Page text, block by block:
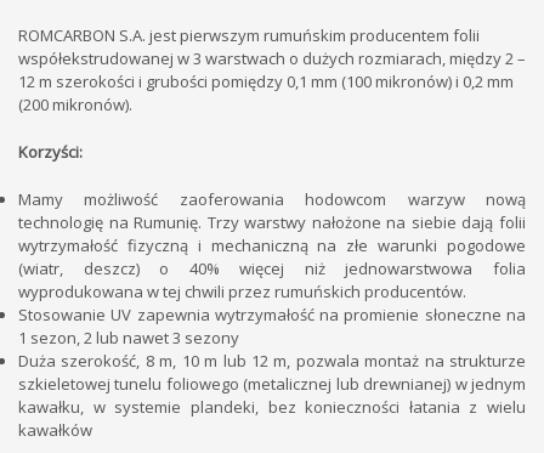
ROMCARBON S.A. jest pierwszym rumuńskim producentem folii
współekstrudowanej w 3 warstwach o dużych rozmiarach, między 2 –
12 m szerokości i grubości pomiędzy 0,1 mm (100 mikronów) i 0,2 mm
(200 mikronów).
Korzyści:
Mamy możliwość zaoferowania hodowcom warzyw nową
technologię na Rumunię. Trzy warstwy nałożone na siebie dają folii
wytrzymałość fizyczną i mechaniczną na złe warunki pogodowe
(wiatr, deszcz) o 40% więcej niż jednowarstwowa folia
wyprodukowana w tej chwili przez rumuńskich producentów.
Stosowanie UV zapewnia wytrzymałość na promienie słoneczne na
1 sezon, 2 lub nawet 3 sezony
Duża szerokość, 8 m, 10 m lub 12 m, pozwala montaż na strukturze
szkieletowej tunelu foliowego (metalicznej lub drewnianej) w jednym
kawałku, w systemie plandeki, bez konieczności łatania z wielu
kawałków